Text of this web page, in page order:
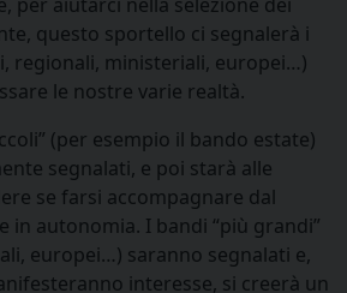
questo sportello ci segnalerà i
regionali, ministeriali, europei…)
le nostre varie realtà.
(per esempio il bando estate)
segnalati, e poi starà alle
se farsi accompagnare dal
in autonomia. I bandi “più grandi”
europei…) saranno segnalati e,
interesse, si creerà un